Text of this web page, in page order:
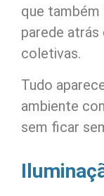
que também
parede
coletivas.
Tudo
ambiente
sem ficar